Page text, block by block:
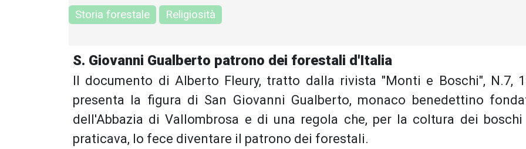
Storia forestale Religiosità
S. Giovanni Gualberto patrono dei forestali d'Italia
Il documento di Alberto Fleury, tratto dalla rivista "Monti e Boschi", N.7,
presenta la figura di San Giovanni Gualberto, monaco benedettino
dell'Abbazia di Vallombrosa e di una regola che, per la coltura dei boschi
praticava, lo fece diventare il patrono dei forestali.